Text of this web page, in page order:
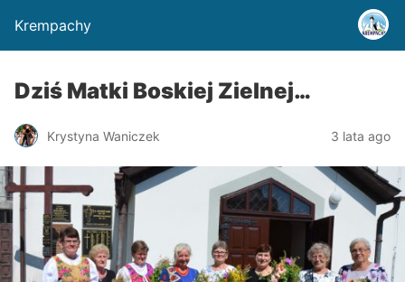
Krempachy
Dziś Matki Boskiej Zielnej…
Krystyna Waniczek 3 lata ago